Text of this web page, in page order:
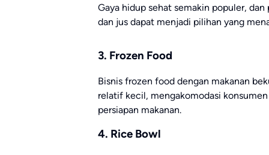
Gaya hidup sehat semakin populer,
dan jus dapat menjadi pilihan yang
3. Frozen Food
Bisnis frozen food dengan makanan
relatif kecil, mengakomodasi
persiapan makanan.
4. Rice Bowl